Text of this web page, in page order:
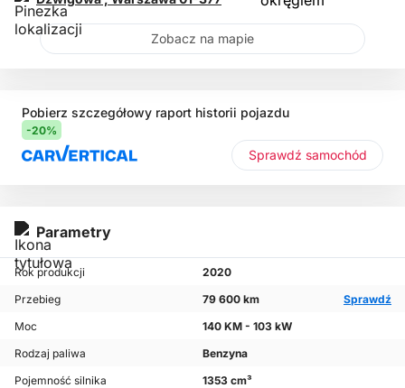
Pobierz szczegółowy raport historii pojazdu
-20%
Sprawdź samochód
Parametry
Rok produkcji
2020
Przebieg
79 600 km
Sprawdź
Moc
140 KM - 103 kW
Rodzaj paliwa
Benzyna
Pojemność silnika
1353 cm³
Zobacz na mapie